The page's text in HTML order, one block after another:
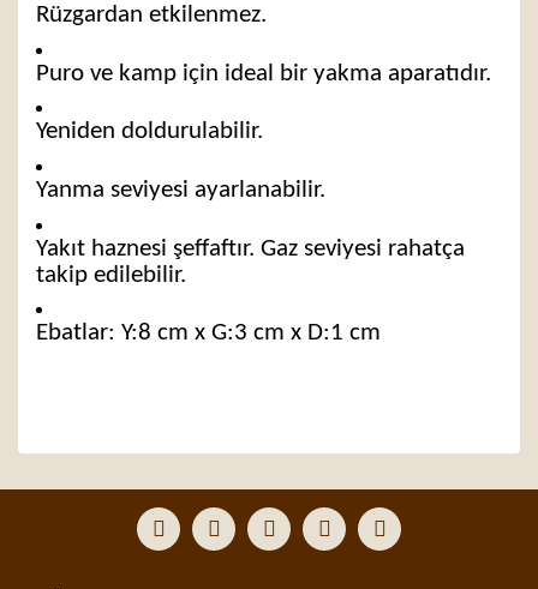
Rüzgardan etkilenmez.
Puro ve kamp için ideal bir yakma aparatıdır.
Yeniden doldurulabilir.
Yanma seviyesi ayarlanabilir.
Yakıt haznesi şeffaftır. Gaz seviyesi rahatça
takip edilebilir.
Ebatlar: Y:8 cm x G:3 cm x D:1 cm
Yorum Yaz
formunu kullanarak tarafımıza iletebilirsiniz.
Görüş ve önerileriniz için teşekkür ederiz.